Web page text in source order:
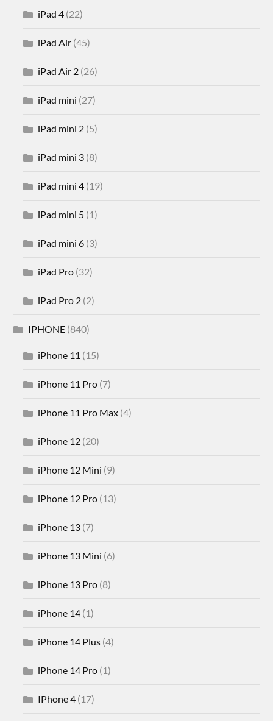
iPad 4 (22)
iPad Air (45)
iPad Air 2 (26)
iPad mini (27)
iPad mini 2 (5)
iPad mini 3 (8)
iPad mini 4 (19)
iPad mini 5 (1)
iPad mini 6 (3)
iPad Pro (32)
iPad Pro 2 (2)
IPHONE (840)
iPhone 11 (15)
iPhone 11 Pro (7)
iPhone 11 Pro Max (4)
iPhone 12 (20)
iPhone 12 Mini (9)
iPhone 12 Pro (13)
iPhone 13 (7)
iPhone 13 Mini (6)
iPhone 13 Pro (8)
iPhone 14 (1)
iPhone 14 Plus (4)
iPhone 14 Pro (1)
IPhone 4 (17)